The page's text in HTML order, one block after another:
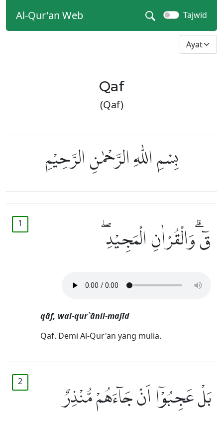
Al-Qur'an Web Tajwid
Qaf
(Qaf)
بِسْمِ اللّٰهِ الرَّحْمٰنِ الرَّحِيْمِ
1
قۤ ۗوَالْقُرْاٰنِ الْمَجِيْدِ ۖ
qāf, wal-qur`ānil-majīd
Qaf. Demi Al-Qur'an yang mulia.
2
بَلْ عَجِبُوْٓا اَنْ جَاۤءَهُمْ مُّنْذِرٌ